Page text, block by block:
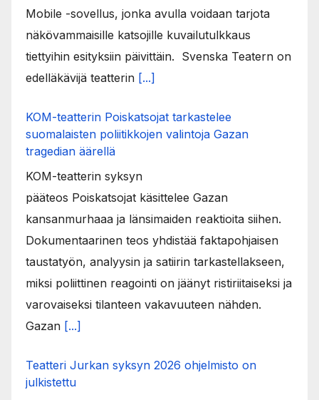
Mobile -sovellus, jonka avulla voidaan tarjota
näkövammaisille katsojille kuvailutulkkaus
tiettyihin esityksiin päivittäin. Svenska Teatern on
edelläkävijä teatterin [...]
KOM-teatterin Poiskatsojat tarkastelee
suomalaisten poliitikkojen valintoja Gazan
tragedian äärellä
KOM-teatterin syksyn
pääteos Poiskatsojat käsittelee Gazan
kansanmurhaaa ja länsimaiden reaktioita siihen.
Dokumentaarinen teos yhdistää faktapohjaisen
taustatyön, analyysin ja satiirin tarkastellakseen,
miksi poliittinen reagointi on jäänyt ristiriitaiseksi ja
varovaiseksi tilanteen vakavuuteen nähden.
Gazan [...]
Teatteri Jurkan syksyn 2026 ohjelmisto on
julkistettu